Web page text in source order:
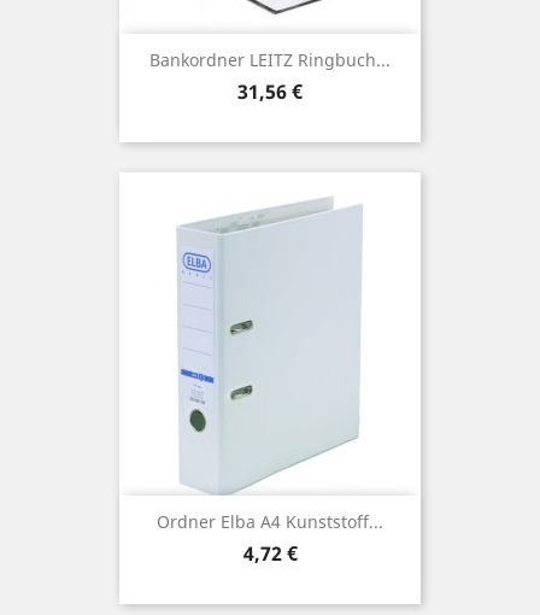
Bankordner LEITZ Ringbuch...
Preis
31,56 €
Ordner Elba A4 Kunststoff...
Preis
4,72 €